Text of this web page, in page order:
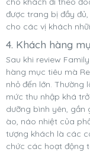
được trang bị đầy
cho các vị khách
4. Khách hàng
Sau khi review
hàng mục tiêu mà
nhỏ đến lớn. Thường
mức thu nhập khá
dưỡng bình yên, gần
ào, náo nhiệt của
tượng khách là các
chức các hoạt động